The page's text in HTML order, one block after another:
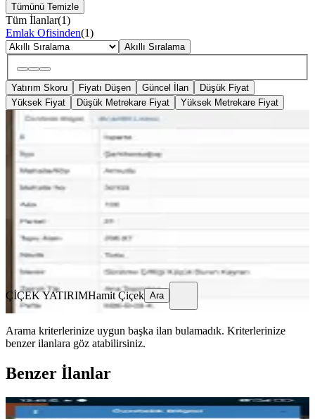
Tümünü Temizle
Tüm İlanlar(1)
Emlak Ofisinden(1)
Akıllı Sıralama
Yatırım Skoru Fiyatı Düşen Güncel İlan
Düşük Fiyat
Yüksek Fiyat
Düşük Metrekare Fiyat Yüksek Metrekare Fiyat
YOLU AÇIK
Şarkikaraağaç, Armutlu Köyü
208 m²
170.000 ₺
ÇİÇEK YATIRIM Hamit Çiçek
Ara
ÇİÇEK YATIRIMHamit Çiçek Ara
Arama kriterlerinize uygun başka ilan bulamadık. Kriterlerinize
benzer ilanlara göz atabilirsiniz.
Benzer İlanlar
%23